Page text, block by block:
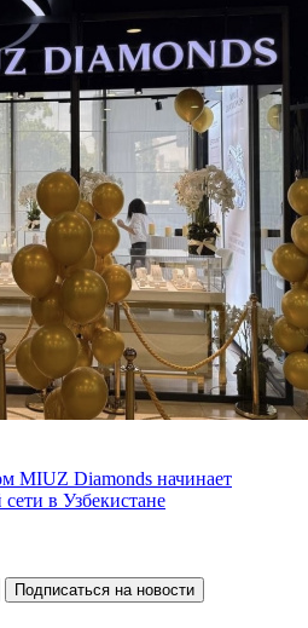
MIUZ Diamonds начинает
в Узбекистане
Подписаться на новости